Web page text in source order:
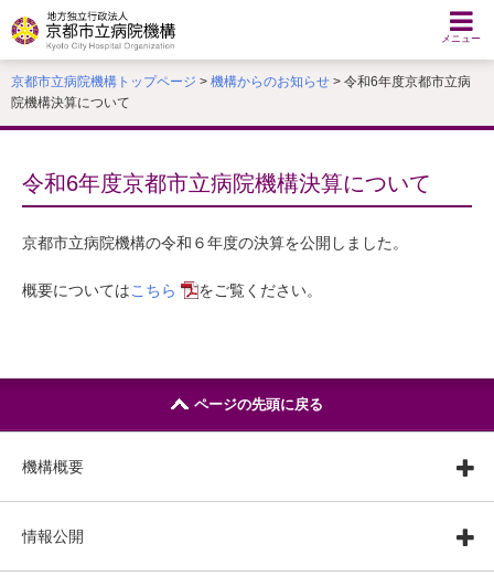
文
へ
移
動
す
メニュー
京都市立病院機構トップページ > 機構からのお知らせ > 令和6年度京都市立病
院機構決算について
令和6年度京都市立病院機構決算について
京都市立病院機構の令和６年度の決算を公開しました。
概要についてはこちら をご覧ください。
ページの先頭に戻る
機構概要
情報公開